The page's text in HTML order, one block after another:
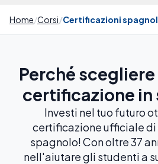
Home Corsi Certificazioni
Perché
certificazione in
Investi nel tuo futuro
certificazione ufficiale
spagnolo! Con oltre 37
nell'aiutare gli studenti a